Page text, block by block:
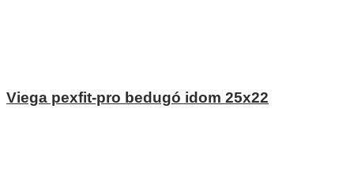
Viega pexfit-pro bedugó idom 25x22